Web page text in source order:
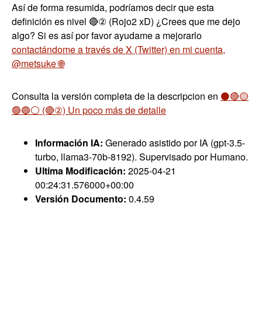
Así de forma resumida, podríamos decir que esta
definición es nivel 🔴② (Rojo2 xD) ¿Crees que me dejo
algo? Si es así por favor ayudame a mejorarlo
contactándome a través de X (Twitter) en mi cuenta,
@metsuke 🌐
Consulta la versión completa de la descripcion en ⚫🔴🟡
🟢🔵⚪ (🔴②) Un poco más de detalle
Información IA: Generado asistido por IA (gpt-3.5-
turbo, llama3-70b-8192). Supervisado por Humano.
Ultima Modificación: 2025-04-21
00:24:31.576000+00:00
Versión Documento: 0.4.59